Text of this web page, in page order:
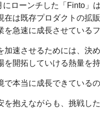
にローンチした「Finto」
在は既存プロダクトの拡
を急速に成長させているフ
加速させるためには、決
を開拓していける熱量を
で本当に成長できている
を抱えながらも、挑戦し